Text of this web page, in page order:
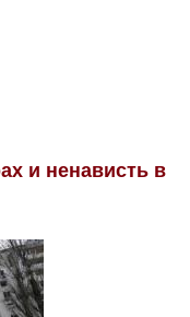
и ненависть в